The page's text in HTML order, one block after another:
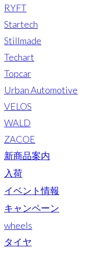
RYFT
Startech
Stillmade
Techart
Topcar
Urban Automotive
VELOS
WALD
ZACOE
新商品案内
入荷
イベント情報
キャンペーン
wheels
タイヤ